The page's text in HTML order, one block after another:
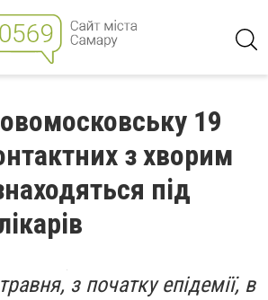
19
з хворим
під
з початку епідемії, в